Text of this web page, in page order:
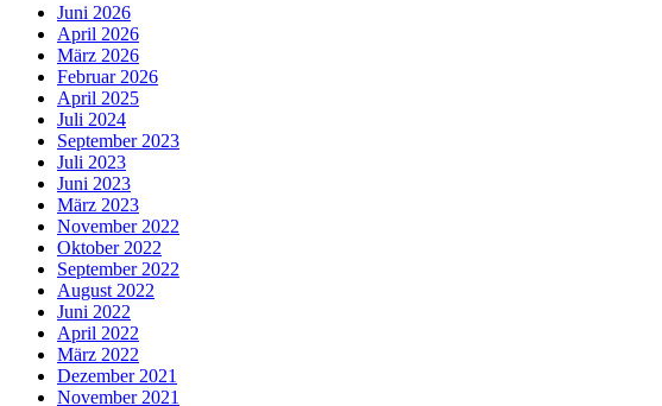
Juni 2026
April 2026
März 2026
Februar 2026
April 2025
Juli 2024
September 2023
Juli 2023
Juni 2023
März 2023
November 2022
Oktober 2022
September 2022
August 2022
Juni 2022
April 2022
März 2022
Dezember 2021
November 2021